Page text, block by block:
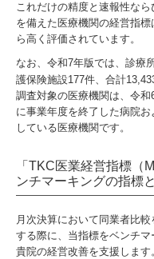
これだけの精度と速報性な
を備えた医療機関の経営指
ら高く評価されています。
なお、令和7年版では、診療
護保険施設177件、合計
調査対象の医療機関は、令
に事業年度を終了した病院
している医療機関です。
「TKC医業経営指標（
ンチマーキングの指標
月次決算において同業者比
する際に、当指標をベンチマ
貴院の経営改善を支援します